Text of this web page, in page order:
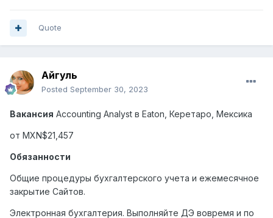
Quote
Айгуль
Posted September 30, 2023
Вакансия Accounting Analyst в Eaton, Керетаро Мексика
от MXN$21,457
Обязанности
Общие процедуры бухгалтерского учета и ежемесячное
закрытие Сайтов.
Электронная бухгалтерия. Выполняйте ДЭ вовремя и по